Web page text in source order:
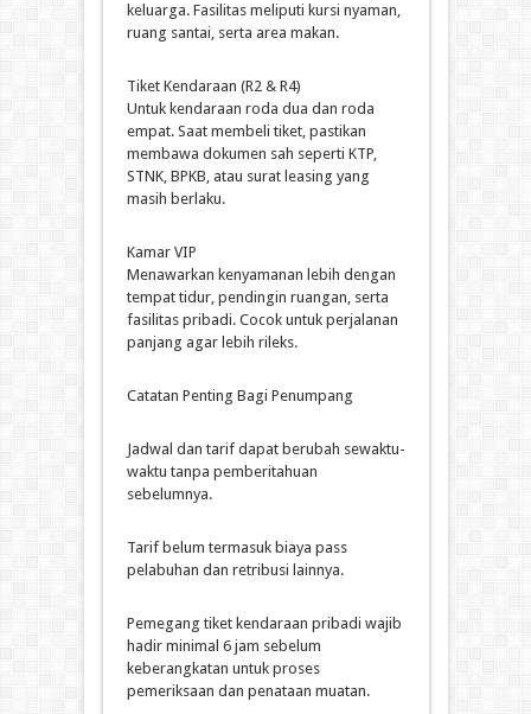
keluarga. Fasilitas meliputi kursi nyaman,
ruang santai, serta area makan.
Tiket Kendaraan (R2 & R4)
Untuk kendaraan roda dua dan roda
empat. Saat membeli tiket, pastikan
membawa dokumen sah seperti KTP,
STNK, BPKB, atau surat leasing yang
masih berlaku.
Kamar VIP
Menawarkan kenyamanan lebih dengan
tempat tidur, pendingin ruangan, serta
fasilitas pribadi. Cocok untuk perjalanan
panjang agar lebih rileks.
Catatan Penting Bagi Penumpang
Jadwal dan tarif dapat berubah sewaktu-
waktu tanpa pemberitahuan
sebelumnya.
Tarif belum termasuk biaya pass
pelabuhan dan retribusi lainnya.
Pemegang tiket kendaraan pribadi wajib
hadir minimal 6 jam sebelum
keberangkatan untuk proses
pemeriksaan dan penataan muatan.